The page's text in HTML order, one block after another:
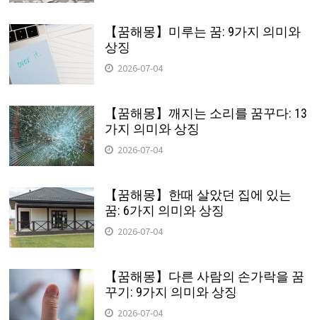
【꿈해몽】미루는 꿈: 9가지 의미와
상징
2026-07-04
【꿈해몽】깨지는 소리를 꿈꾸다: 13
가지 의미와 상징
2026-07-04
【꿈해몽】한때 살았던 집에 있는
꿈: 6가지 의미와 상징
2026-07-04
【꿈해몽】다른 사람의 손가락을 꿈
꾸기: 9가지 의미와 상징
2026-07-04